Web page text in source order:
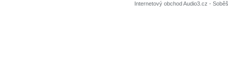
Internetový obchod Audio3.cz -